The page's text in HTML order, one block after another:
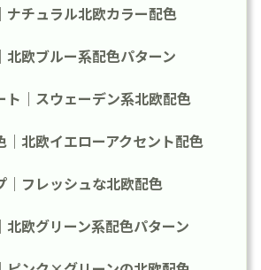
チュラル北欧カラー配色
欧ブルー系配色パターン
｜スウェーデン系北欧配色
北欧イエローアクセント配色
フレッシュな北欧配色
欧グリーン系配色パターン